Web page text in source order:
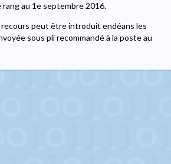
au 1e septembre 2016.
peut être introduit endéans les
sous pli recommandé à la poste au